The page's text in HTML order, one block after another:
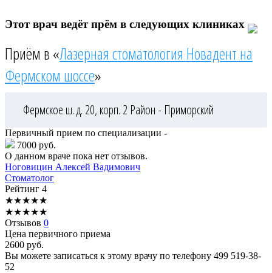
Этот врач ведёт прём в следующих клиниках
Приём в «Лазерная стоматология Новадент на
Фермском шоссе»
Фермское ш. д. 20, корп. 2 Район - Приморский
Первичный прием по специализации -
7000 руб.
О данном враче пока нет отзывов.
Ноговицин Алексей Вадимович
Стоматолог
Рейтинг 4
★★★★★
★★★★★
Отзывов 0
Цена первичного приема
2600 руб.
Вы можете записаться к этому врачу по телефону 499 519-38-
52